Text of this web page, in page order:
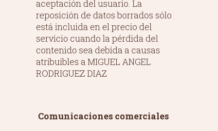
aceptación del usuario. La
reposición de datos borrados sólo
está incluida en el precio del
servicio cuando la pérdida del
contenido sea debida a causas
atribuibles a MIGUEL ANGEL
RODRIGUEZ DIAZ
Comunicaciones comerciales